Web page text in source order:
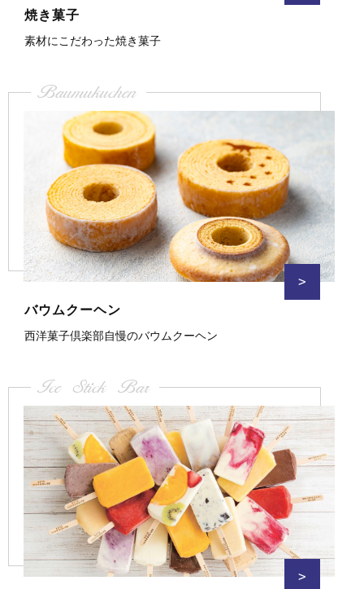
焼き菓子
素材にこだわった焼き菓子
Baumukuchen
>
バウムクーヘン
西洋菓子倶楽部自慢のバウムクーヘン
Ice Stick Bar
>